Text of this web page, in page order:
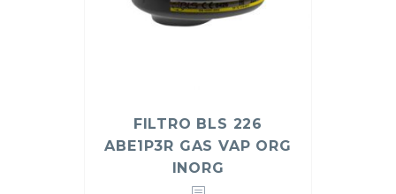
FILTRO BLS 226
ABE1P3R GAS VAP ORG
INORG